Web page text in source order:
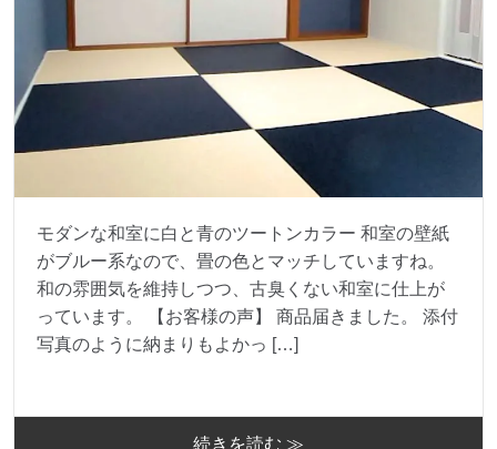
モダンな和室に白と青のツートンカラー 和室の壁紙
がブルー系なので、畳の色とマッチしていますね。
和の雰囲気を維持しつつ、古臭くない和室に仕上が
っています。 【お客様の声】 商品届きました。 添付
写真のように納まりもよかっ […]
続きを読む ≫